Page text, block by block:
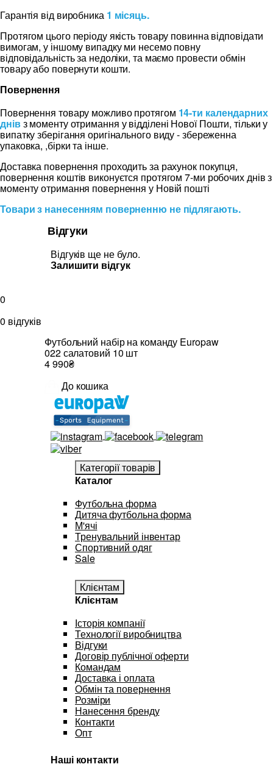
Гарантія від виробника 1 місяць.
Протягом цього періоду якість товару повинна відповідати
вимогам, у іншому випадку ми несемо повну
відповідальність за недоліки, та маємо провести обмін
товару або повернути кошти.
Повернення
Повернення товару можливо протягом 14-ти календарних
днівз моменту отримання у відділені Нової Пошти, тільки у
випатку зберігання оригінального виду - збереженна
упаковка, ,бірки та інше.
Доставка повернення проходить за рахунок покупця,
повернення коштів виконуєтся протягом 7-ми робочих днів з
моменту отримання повернення у Новій пошті
Товари з нанесенням поверненню не підлягають.
Відгуки
Відгуків ще не було.
Залишити відгук
0
0 відгуків
Футбольний набір на команду Europaw
022 салатовий 10 шт
4 990₴
До кошика
Категорії товарів
Каталог
Футбольна форма
Дитяча футбольна форма
М'ячі
Тренувальний інвентар
Спортивний одяг
Sale
Клієнтам
Клієнтам
Історія компанії
Технології виробництва
Відгуки
Договір публічної оферти
Командам
Доставка і оплата
Обмін та повернення
Розміри
Нанесення бренду
Контакти
Опт
Наші контакти